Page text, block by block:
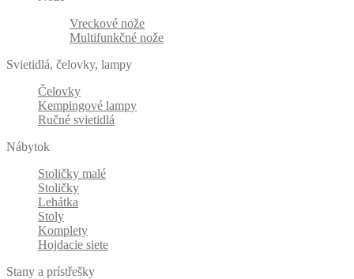
Vreckové nože
Multifunkčné nože
Svietidlá, čelovky, lampy
Čelovky
Kempingové lampy
Ručné svietidlá
Nábytok
Stoličky malé
Stoličky
Lehátka
Stoly
Komplety
Hojdacie siete
Stany a prístřešky